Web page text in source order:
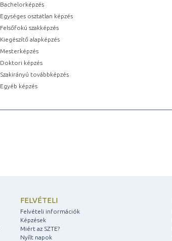
Bachelorképzés
Egységes osztatlan képzés
Felsőfokú szakképzés
Kiegészítő alapképzés
Mesterképzés
Doktori képzés
Szakirányú továbbképzés
Egyéb képzés
FELVÉTELI
Felvételi információk
Képzések
Miért az SZTE?
Nyílt napok